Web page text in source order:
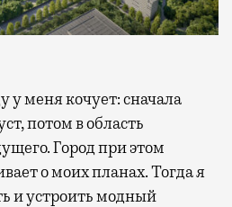
потом в область
Город при этом
о моих планах. Тогда я
и устроить модный